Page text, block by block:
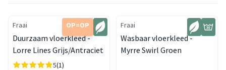
OP=OP
Fraai
Duurzaam vloerkleed -
Lorre Lines Grijs/Antraciet
5(1)
Fraai
Wasbaar vloerkleed -
Myrre Swirl Groen